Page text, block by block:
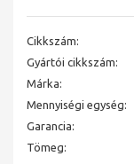
Cikkszám:
Gyártói cikkszám:
Márka:
Mennyiségi egység:
Garancia:
Tömeg: